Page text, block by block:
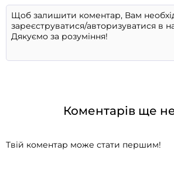
Коментарів ще
Твій коментар може стати першим!